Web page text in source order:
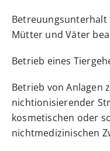
Mütter und Väter
Betrieb eines
Betrieb von Anlagen
nichtionisierender
kosmetischen oder
nichtmedizinischen